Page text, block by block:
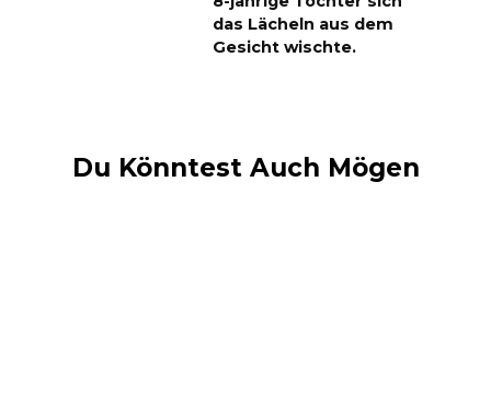
das Lächeln aus dem
Gesicht wischte.
Du Könntest Auch Mögen